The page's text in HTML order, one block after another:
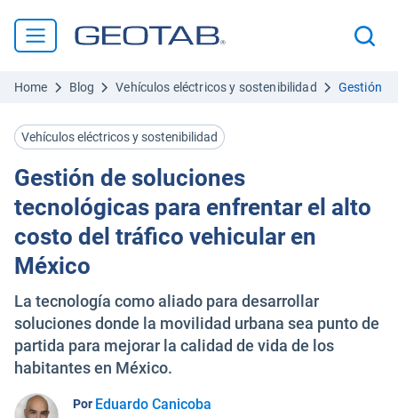
Home Blog Vehículos eléctricos y sostenibilidad Gestión
Vehículos eléctricos y sostenibilidad
Gestión de soluciones
tecnológicas para enfrentar el alto
costo del tráfico vehicular en
México
La tecnología como aliado para desarrollar
soluciones donde la movilidad urbana sea punto de
partida para mejorar la calidad de vida de los
habitantes en México.
Por Eduardo Canicoba